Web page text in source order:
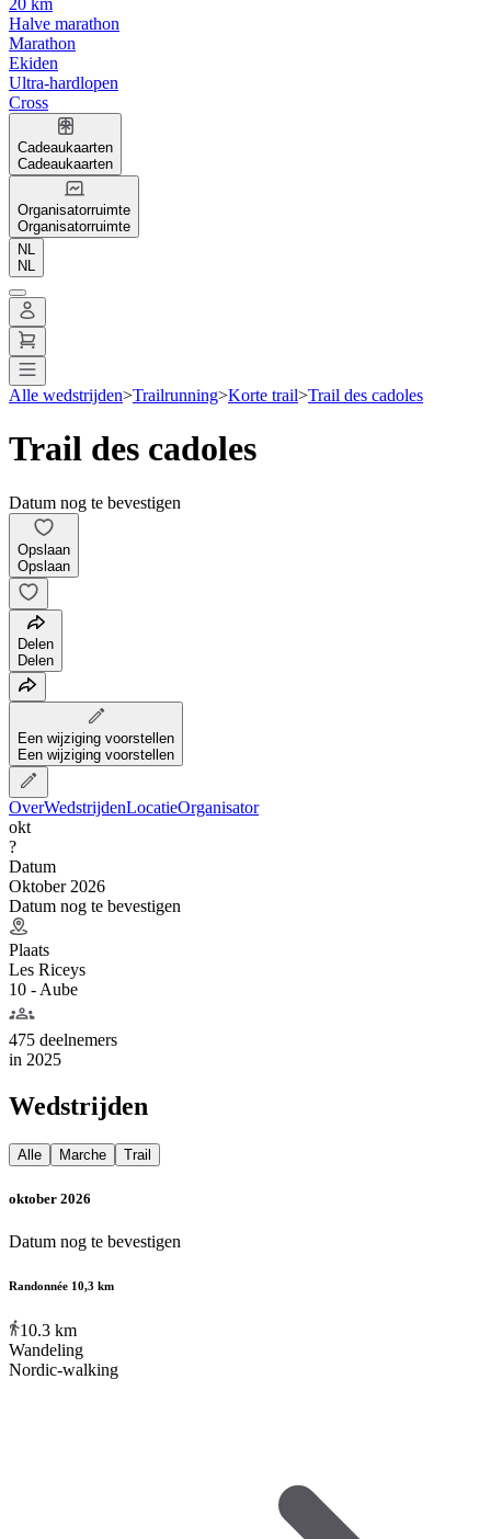
20 km
Halve marathon
Marathon
Ekiden
Ultra-hardlopen
Cross
Cadeaukaarten
Cadeaukaarten
Organisatorruimte
Organisatorruimte
NL
NL
Alle wedstrijden>Trailrunning>Korte trail>Trail des cadoles
Trail des cadoles
Datum nog te bevestigen
Opslaan
Opslaan
Delen
Delen
Een wijziging voorstellen
Een wijziging voorstellen
OverWedstrijdenLocatieOrganisator
okt
?
Datum
Oktober 2026
Datum nog te bevestigen
Plaats
Les Riceys
10 - Aube
475 deelnemers
in 2025
Wedstrijden
Alle Marche Trail
oktober 2026
Datum nog te bevestigen
Randonnée 10,3 km
10.3 km
Wandeling
Nordic-walking